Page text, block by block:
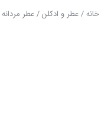
خانه/عطر و ادکلن/عطر مردانه